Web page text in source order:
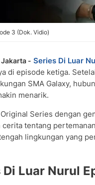
3 (Dok. Vidio)
- Series Di Luar
di episode ketiga.
SMA Galaxy,
menarik.
Series dengan
cerita tentang
lingkungan yang
Luar Nurul